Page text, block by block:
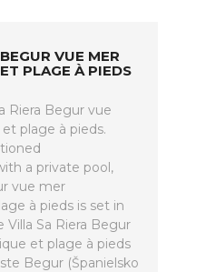
VUE MER
PLAGE À PIEDS
Riera Begur vue
plage à pieds.
a private pool,
vue mer
à pieds is set in
Villa Sa Riera Begur
et plage à pieds
Begur (Španielsko